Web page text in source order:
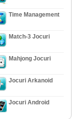
Time Management
Match-3 Jocuri
Mahjong Jocuri
Jocuri Arkanoid
Jocuri Android